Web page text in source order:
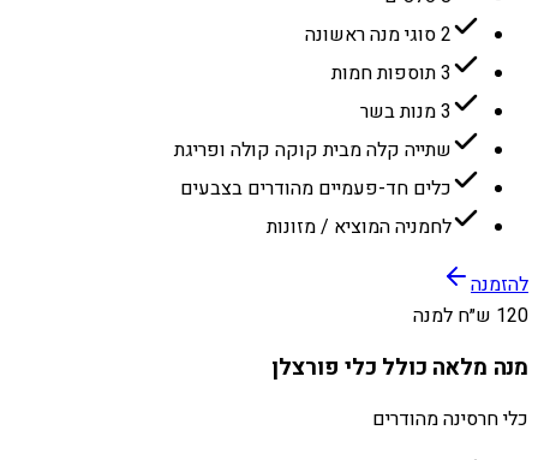
2 סוגי מנה ראשונה
3 תוספות חמות
3 מנות בשר
שתייה קלה מבית קוקה קולה ופריגת
כלים חד-פעמיים מהודרים בצבעים
לחמניה המוציא / מזונות
להזמנה
120 ש״ח למנה
מנה מלאה כולל כלי פורצלן
כלי חרסינה מהודרים